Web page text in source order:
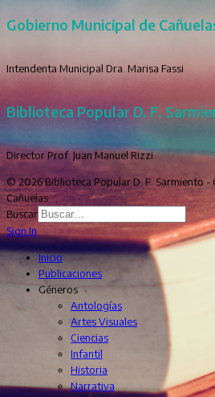
Gobierno Municipal de
Intendenta Municipal Dra. Marisa Fassi
Biblioteca Popular D. F.
Director Prof. Juan Manuel Rizzi
© 2026 Biblioteca Popular D. F. Sarmiento -
Cañuelas
Buscar
Sign In
Inicio
Publicaciones
Géneros
Antologías
Artes Visuales
Ciencias
Infantil
Historia
Narrativa